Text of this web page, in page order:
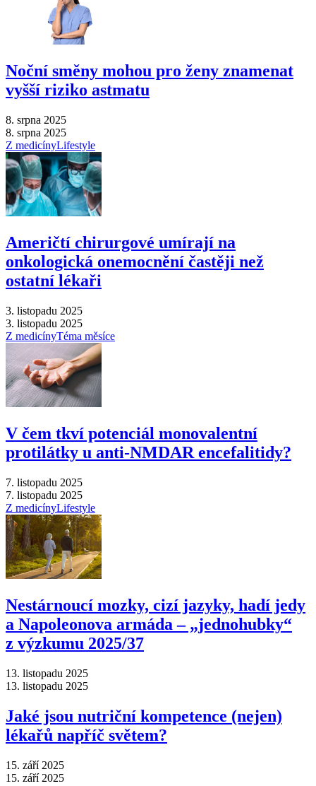
Noční směny mohou pro ženy znamenat
vyšší riziko astmatu
8. srpna 2025
8. srpna 2025
Z medicínyLifestyle
Američtí chirurgové umírají na
onkologická onemocnění častěji než
ostatní lékaři
3. listopadu 2025
3. listopadu 2025
Z medicínyTéma měsíce
V čem tkví potenciál monovalentní
protilátky u anti-NMDAR encefalitidy?
7. listopadu 2025
7. listopadu 2025
Z medicínyLifestyle
Nestárnoucí mozky, cizí jazyky, hadí jedy
a Napoleonova armáda –⁠ „jednohubky“
z výzkumu 2025/37
13. listopadu 2025
13. listopadu 2025
Jaké jsou nutriční kompetence (nejen)
lékařů napříč světem?
15. září 2025
15. září 2025